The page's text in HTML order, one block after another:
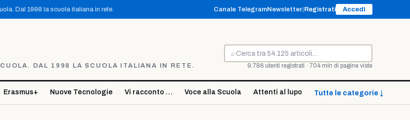
Dal 1998 la scuola italiana in rete. Canale TelegramNewsletter Registrati Accedi
DAL 1998 LA SCUOLA ITALIANA IN RETE.
⌕
Cerca
9.786 utenti registrati · 704 mln di pagine viste
Erasmus+ Nuove Tecnologie Vi racconto … Voce alla Scuola Attenti al lupo Tutte le categorie ↓